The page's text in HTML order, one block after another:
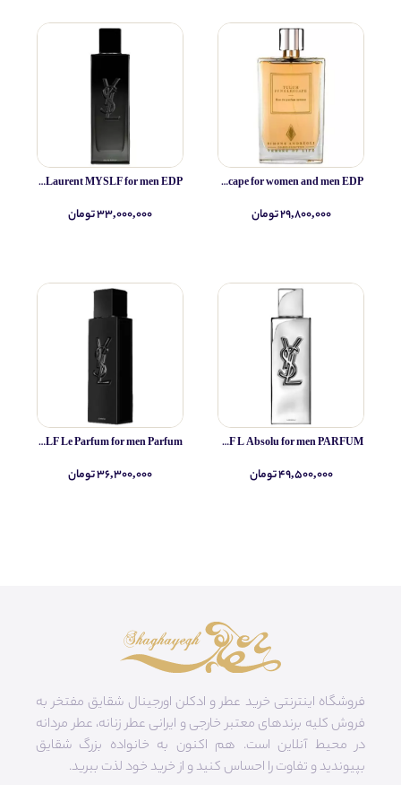
Simone Andreoli Tulum Junglescape for women and men EDP
۲۹,۸۰۰,۰۰۰ تومان
Yves Saint Laurent MYSLF L Absolu for men PARFUM
۴۹,۵۰۰,۰۰۰ تومان
Yves Saint Laurent MYSLF for men EDP
۳۳,۰۰۰,۰۰۰ تومان
Yves Saint Laurent MYSLF Le Parfum for men Parfum
۳۶,۳۰۰,۰۰۰ تومان
فروشگاه اینترنتی خرید عطر و ادکلن اورجینال شقایق مفتخر به
فروش کلیه برندهای معتبر خارجی و ایرانی عطر زنانه، عطر مردانه
در محیط آنلاین است. هم‌ اکنون به خانواده بزرگ شقایق
بپیوندید و تفاوت را احساس کنید و از خرید خود لذت ببرید.